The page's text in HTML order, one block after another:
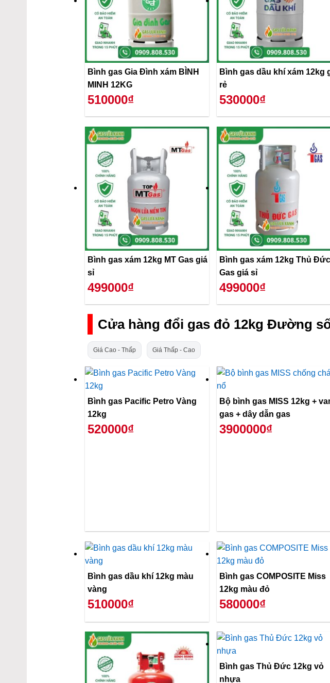
Bình gas Gia Đình xám BÌNH
MINH 12KG
510000₫
Bình gas dầu khí xám 12kg
rẻ
530000₫
Bình gas xám 12kg MT Gas giá
sỉ
499000₫
Bình gas xám 12kg Thủ Đức
Gas giá sỉ
499000₫
Cửa hàng đổi gas đỏ 12kg Đường
Giá Cao - Thấp Giá Thấp - Cao
Bình gas Pacific Petro Vàng
12kg
520000₫
Bộ bình gas MISS 12kg +
gas + dây dẫn gas
3900000₫
Bình gas dầu khí 12kg màu
vàng
510000₫
Bình gas COMPOSITE Miss
12kg màu đỏ
580000₫
Bình gas Thủ Đức 12kg vỏ
nhựa